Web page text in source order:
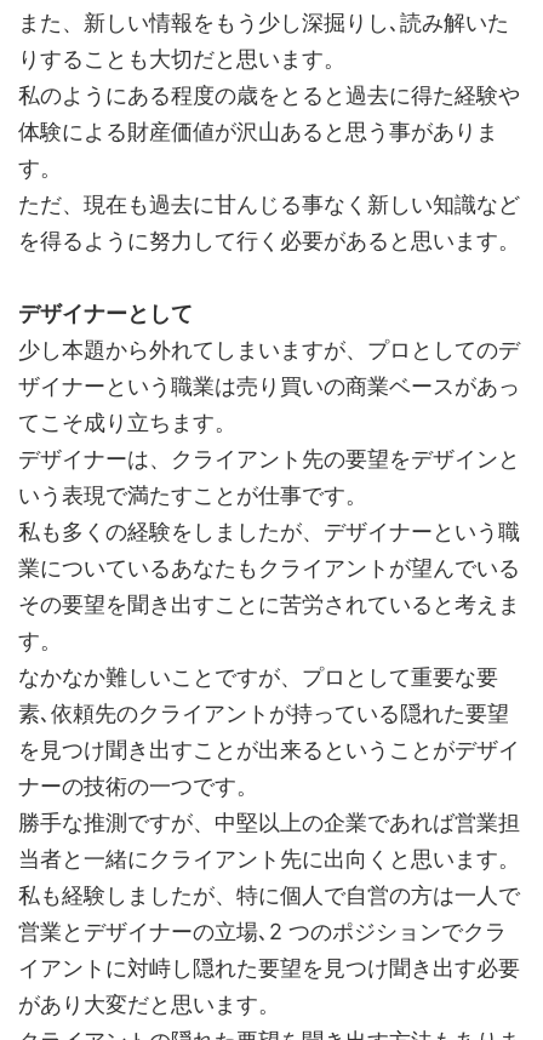
また、新しい情報をもう少し深掘りし､読み解いた
りすることも大切だと思います。
私のようにある程度の歳をとると過去に得た経験や
体験による財産価値が沢山あると思う事がありま
す。
ただ、現在も過去に甘んじる事なく新しい知識など
を得るように努力して行く必要があると思います。
デザイナーとして
少し本題から外れてしまいますが、プロとしてのデ
ザイナーという職業は売り買いの商業ベースがあっ
てこそ成り立ちます。
デザイナーは、クライアント先の要望をデザインと
いう表現で満たすことが仕事です。
私も多くの経験をしましたが、デザイナーという職
業についているあなたもクライアントが望んでいる
その要望を聞き出すことに苦労されていると考えま
す。
なかなか難しいことですが、プロとして重要な要
素､依頼先のクライアントが持っている隠れた要望
を見つけ聞き出すことが出来るということがデザイ
ナーの技術の一つです。
勝手な推測ですが、中堅以上の企業であれば営業担
当者と一緒にクライアント先に出向くと思います。
私も経験しましたが、特に個人で自営の方は一人で
営業とデザイナーの立場､2 つのポジションでクラ
イアントに対峙し隠れた要望を見つけ聞き出す必要
があり大変だと思います。